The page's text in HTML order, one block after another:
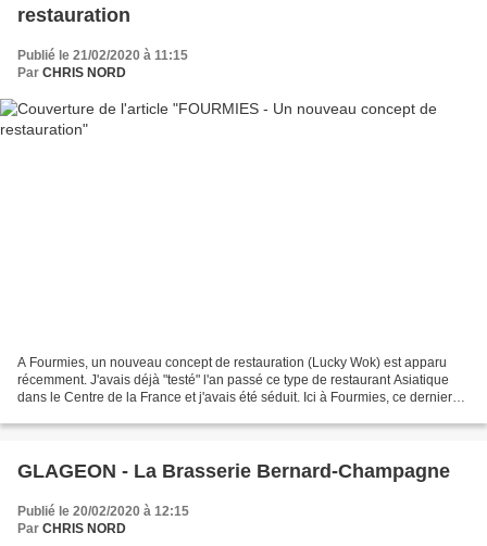
restauration
Publié le 21/02/2020 à 11:15
Par CHRIS NORD
A Fourmies, un nouveau concept de restauration (Lucky Wok) est apparu
récemment. J'avais déjà "testé" l'an passé ce type de restaurant Asiatique
dans le Centre de la France et j'avais été séduit. Ici à Fourmies, ce dernier
GLAGEON - La Brasserie Bernard-Champagne
Publié le 20/02/2020 à 12:15
Par CHRIS NORD